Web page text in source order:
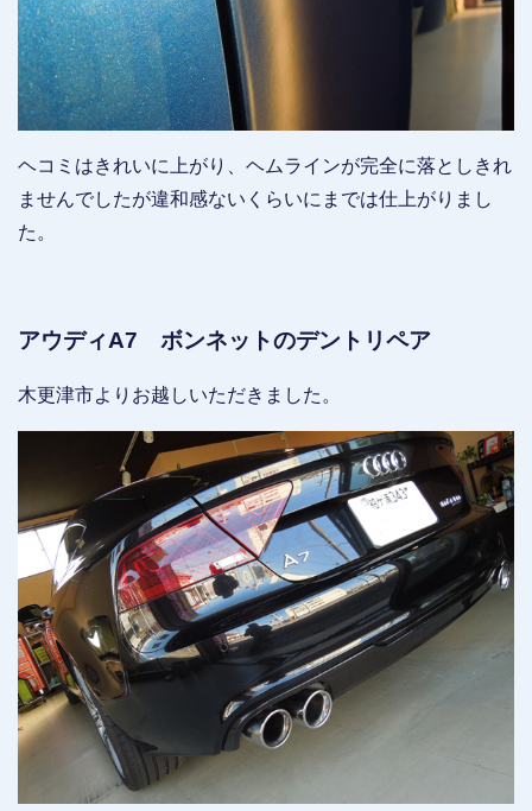
ヘコミはきれいに上がり、ヘムラインが完全に落としきれ
ませんでしたが違和感ないくらいにまでは仕上がりまし
た。
アウディA7 ボンネットのデントリペア
木更津市よりお越しいただきました。